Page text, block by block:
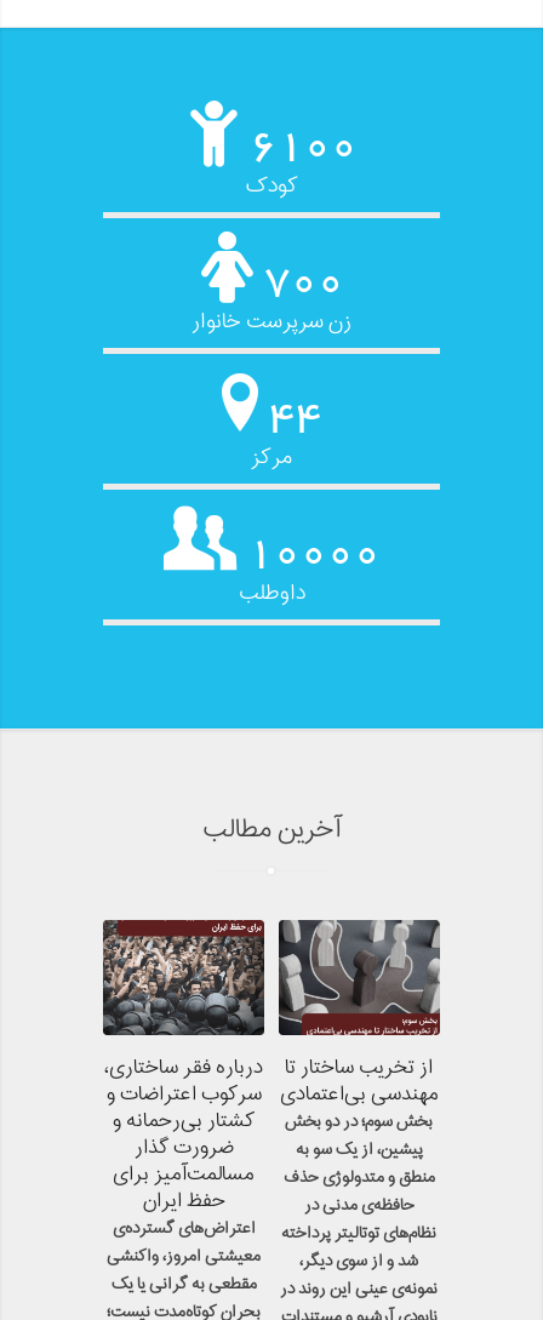
6100
کودک
700
زن سرپرست خانوار
44مرکز
10000
داوطلب
آخرین مطالب
درباره فقر ساختاری،
سرکوب اعتراضات و
کشتار بی‌رحمانه و
ضرورت گذار
مسالمت‌آمیز برای
حفظ ایران
اعتراض‌های گسترده‌ی
معیشتی امروز، واکنشی
مقطعی به گرانی یا یک
بحران کوتاه‌مدت نیست؛
از تخریب ساختار تا
مهندسی بی‌اعتمادی
بخش سوم؛ در دو بخش
پیشین، از یک سو به
منطق و متدولوژی حذف
حافظه‌ی مدنی در
نظام‌های توتالیتر پرداخته
شد و از سوی دیگر،
نمونه‌ی عینی این روند در